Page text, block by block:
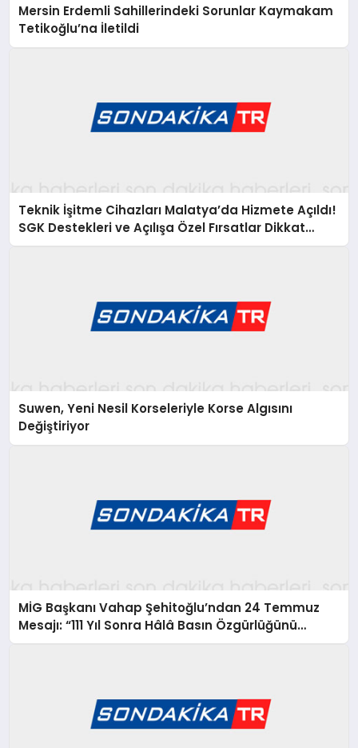
Mersin Erdemli Sahillerindeki Sorunlar Kaymakam
Tetikoğlu’na İletildi
Teknik İşitme Cihazları Malatya’da Hizmete Açıldı!
SGK Destekleri ve Açılışa Özel Fırsatlar Dikkat
Çekiyor
Suwen, Yeni Nesil Korseleriyle Korse Algısını
Değiştiriyor
MİG Başkanı Vahap Şehitoğlu’ndan 24 Temmuz
Mesajı: “111 Yıl Sonra Hâlâ Basın Özgürlüğünü
Konuşuyoruz”